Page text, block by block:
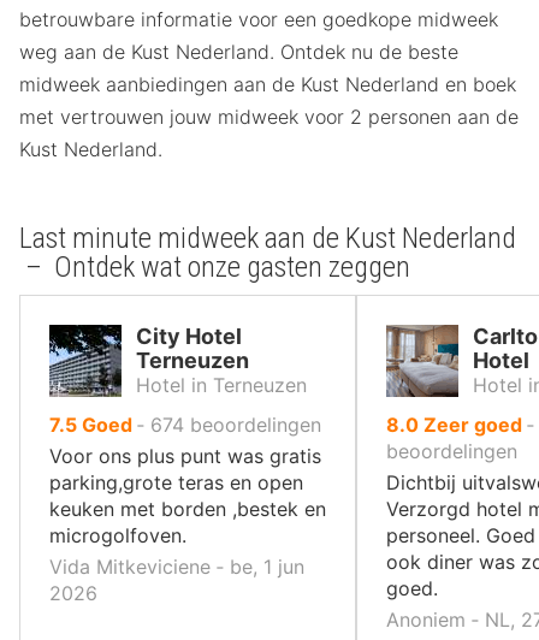
betrouwbare informatie voor een goedkope midweek
weg aan de Kust Nederland. Ontdek nu de beste
midweek aanbiedingen aan de Kust Nederland en boek
met vertrouwen jouw midweek voor 2 personen aan de
Kust Nederland.
Last minute midweek aan de Kust Nederland
– Ontdek wat onze gasten zeggen
City Hotel
Terneuzen
Hotel in Terneuzen
7.5uit
10
,
Goed ‐ 674 beoordelingen
Voor ons plus punt was gratis
parking,grote teras en open
keuken met borden ,bestek en
microgolfoven.
Vida Mitkeviciene ‐ be, 1 jun
2026
Hotel
Hotel
8.0uit
10
,
Zeer goed ‐
beoordelingen
Dichtbij
Verzorgd hotel
personeel.
ook diner was
goed.
Anoniem ‐ NL,